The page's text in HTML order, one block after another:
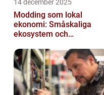
14 december 2025
Modding som lokal
ekonomi: Småskaliga
ekosystem och